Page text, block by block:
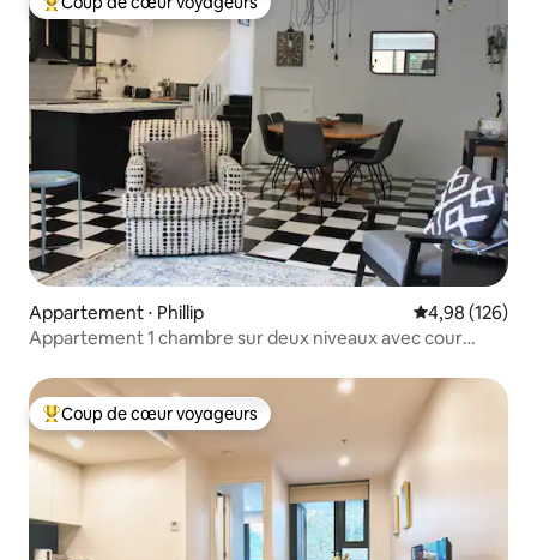
Coups de cœur voyageurs les plus appréciés
Appartement ⋅ Phillip Évaluation
4,98 (126)
Appartement 1 chambre sur deux niveaux avec cour
Coups de cœur voyageurs les plus appréciés
Coup de cœur voyageurs